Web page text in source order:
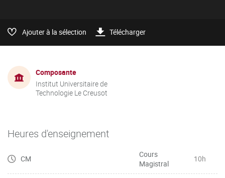
Ajouter à la sélection Télécharger
Composante
Institut Universitaire de
Technologie Le Creusot
Heures d'enseignement
CM
Cours
Magistral
10h